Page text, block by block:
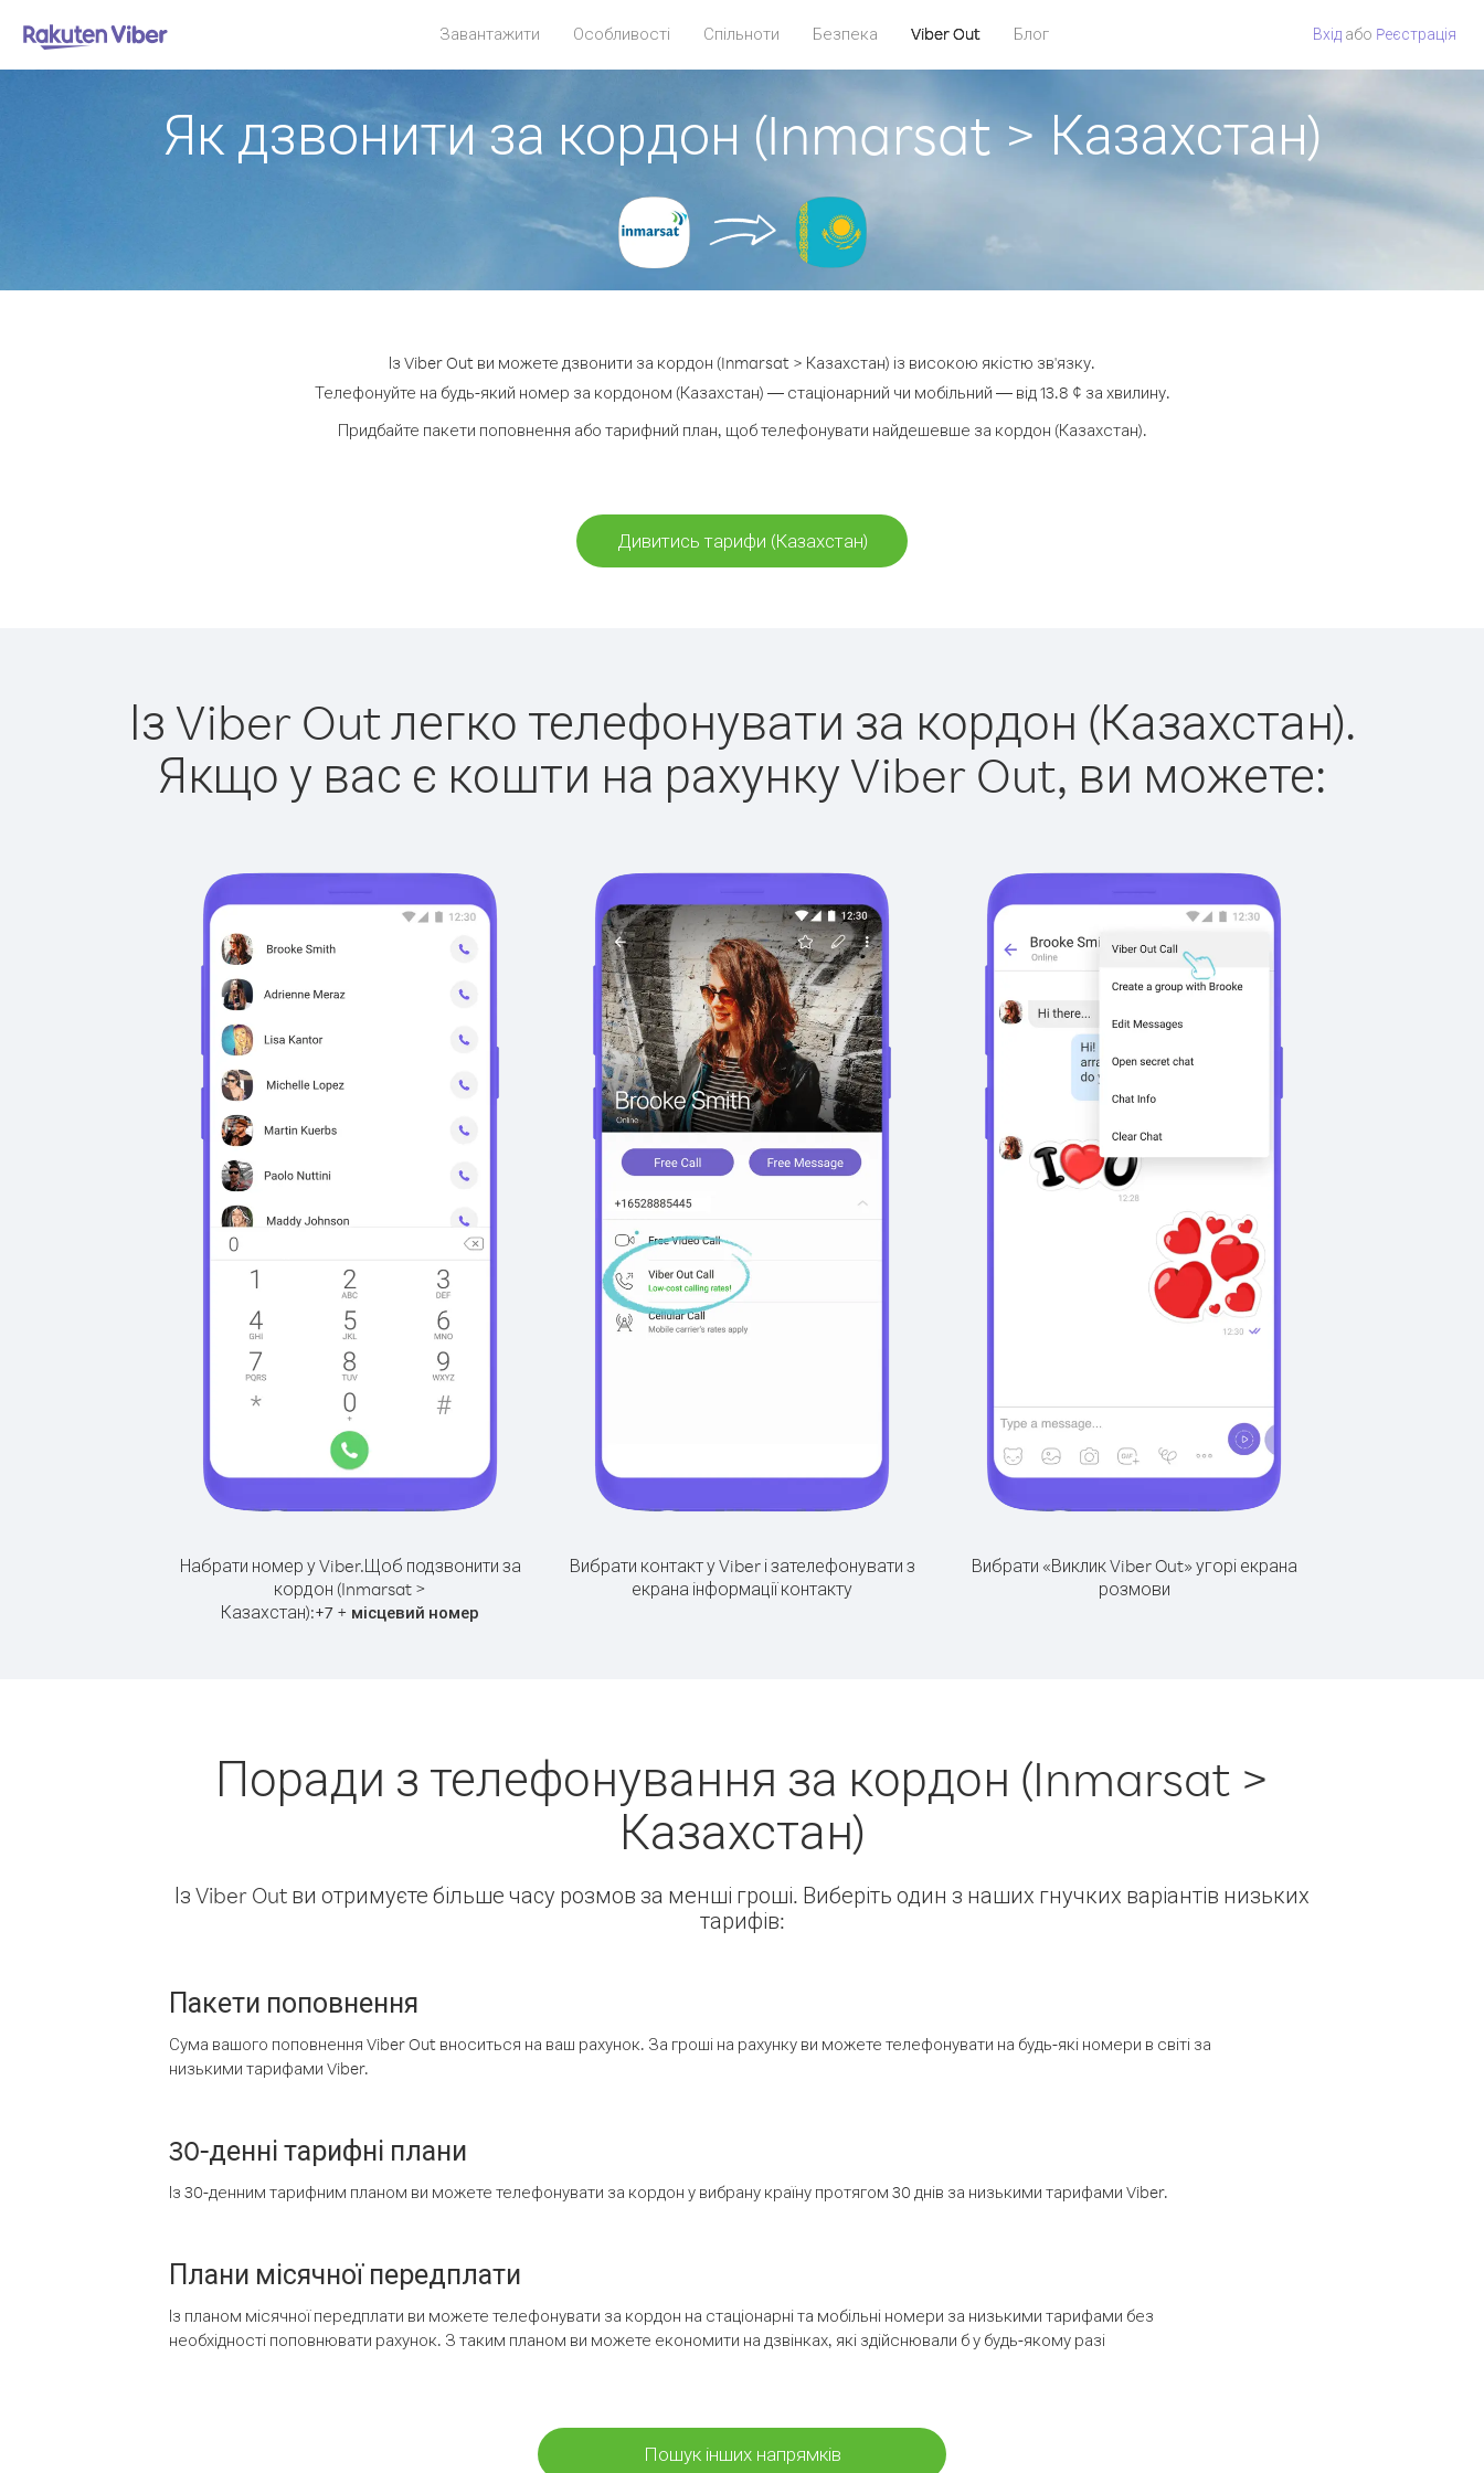
Завантажити Особливості Спільноти Безпека Viber Out Блог Вхід або Pеєстрація
Як дзвонити за кордон (Inmarsat > Казахстан)
Із Viber Out ви можете дзвонити за кордон (Inmarsat > Казахстан) із високою якістю зв'язку.
Телефонуйте на будь-який номер за кордоном (Казахстан) — стаціонарний чи мобільний — від 13.8 ¢ за хвилину.
Придбайте пакети поповнення або тарифний план, щоб телефонувати найдешевше за кордон (Казахстан).
Дивитись тарифи (Казахстан)
Із Viber Out легко телефонувати за кордон (Казахстан).
Якщо у вас є кошти на рахунку Viber Out, ви можете:
Набрати номер у Viber.Щоб подзвонити за
кордон (Inmarsat >
Казахстан):+7 + місцевий номер
Вибрати контакт у Viber і зателефонувати з
екрана інформації контакту
Вибрати «Виклик Viber Out» угорі екрана
розмови
Поради з телефонування за кордон (Inmarsat >
Казахстан)
Із Viber Out ви отримуєте більше часу розмов за менші гроші. Виберіть один з наших гнучких варіантів низьких
тарифів:
Пакети поповнення
Сума вашого поповнення Viber Out вноситься на ваш рахунок. За гроші на рахунку ви можете телефонувати на будь-які номери в світі за
низькими тарифами Viber.
30-денні тарифні плани
Із 30-денним тарифним планом ви можете телефонувати за кордон у вибрану країну протягом 30 днів за низькими тарифами Viber.
Плани місячної передплати
Із планом місячної передплати ви можете телефонувати за кордон на стаціонарні та мобільні номери за низькими тарифами без
необхідності поповнювати рахунок. З таким планом ви можете економити на дзвінках, які здійснювали б у будь-якому разі
Пошук інших напрямків